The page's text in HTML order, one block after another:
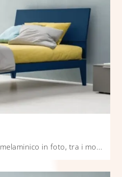
Il letto singolo Fold in melaminico in foto, tra i modelli con testiera moderni di Zalf, è ideale per garantire il relax totale.